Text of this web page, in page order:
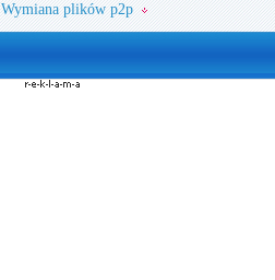
Wymiana plików p2p